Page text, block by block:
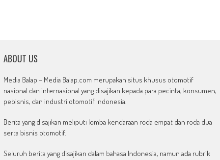
ABOUT US
Media Balap – Media Balap.com merupakan situs khusus otomotif
nasional dan internasional yang disajikan kepada para pecinta, konsumen,
pebisnis, dan industri otomotif Indonesia.
Berita yang disajikan meliputi lomba kendaraan roda empat dan roda dua
serta bisnis otomotif.
Seluruh berita yang disajikan dalam bahasa Indonesia, namun ada rubrik